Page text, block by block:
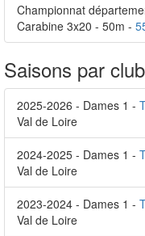
Championnat
Carabine 3x20 - 50m -
Saisons par club
2025-2026 - Dames 1 -
Val de Loire
2024-2025 - Dames 1 -
Val de Loire
2023-2024 - Dames 1 -
Val de Loire